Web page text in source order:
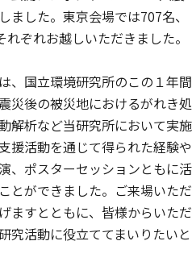
した。東京会場では707名、
ぞれお越しいただきました。
、国立環境研究所のこの１年間
災後の被災地におけるがれき処
解析など当研究所において実施
援活動を通じて得られた経験や
、ポスターセッションともに活
とができました。ご来場いただ
ますとともに、皆様からいただ
究活動に役立ててまいりたいと